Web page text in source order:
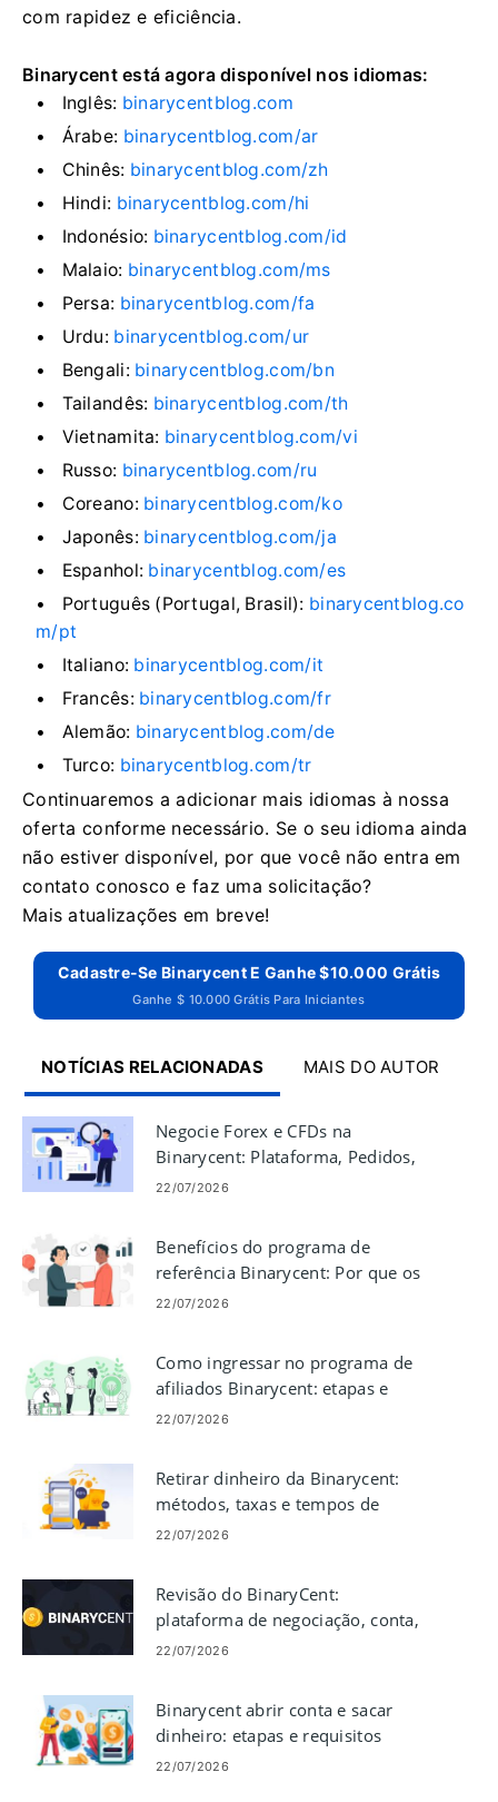
com rapidez e eficiência.
Binarycent está agora disponível nos idiomas:
Inglês: binarycentblog.com
Árabe: binarycentblog.com/ar
Chinês: binarycentblog.com/zh
Hindi: binarycentblog.com/hi
Indonésio: binarycentblog.com/id
Malaio: binarycentblog.com/ms
Persa: binarycentblog.com/fa
Urdu: binarycentblog.com/ur
Bengali: binarycentblog.com/bn
Tailandês: binarycentblog.com/th
Vietnamita: binarycentblog.com/vi
Russo: binarycentblog.com/ru
Coreano: binarycentblog.com/ko
Japonês: binarycentblog.com/ja
Espanhol: binarycentblog.com/es
Português (Portugal, Brasil): binarycentblog.co
m/pt
Italiano: binarycentblog.com/it
Francês: binarycentblog.com/fr
Alemão: binarycentblog.com/de
Turco: binarycentblog.com/tr
Continuaremos a adicionar mais idiomas à nossa
oferta conforme necessário. Se o seu idioma ainda
não estiver disponível, por que você não entra em
contato conosco e faz uma solicitação?
Mais atualizações em breve!
Cadastre-Se Binarycent E Ganhe $10.000 Grátis
Ganhe $ 10.000 Grátis Para Iniciantes
NOTÍCIAS RELACIONADAS MAIS DO AUTOR
Negocie Forex e CFDs na
Binarycent: Plataforma, Pedidos,
Gerenciamento de Risco
22/07/2026
Benefícios do programa de
referência Binarycent: Por que os
comerciantes escolhem
22/07/2026
Como ingressar no programa de
afiliados Binarycent: etapas e
requisitos
22/07/2026
Retirar dinheiro da Binarycent:
métodos, taxas e tempos de
processamento
22/07/2026
Revisão do BinaryCent:
plataforma de negociação, conta,
taxas e segurança
22/07/2026
Binarycent abrir conta e sacar
dinheiro: etapas e requisitos
22/07/2026